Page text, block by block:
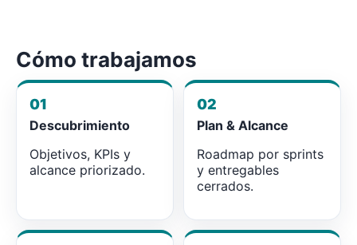
Cómo trabajamos
01
Descubrimiento
Objetivos, KPIs y
alcance priorizado.
02
Plan & Alcance
Roadmap por sprints
y entregables
cerrados.